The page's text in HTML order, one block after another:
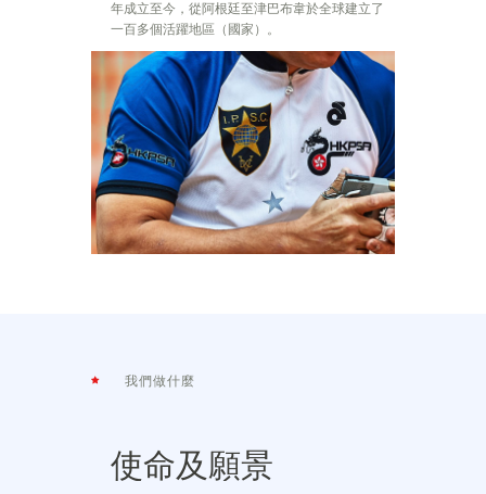
年成立至今，從阿根廷至津巴布韋於全球建立了
一百多個活躍地區（國家）。
我們做什麼
使命及願景